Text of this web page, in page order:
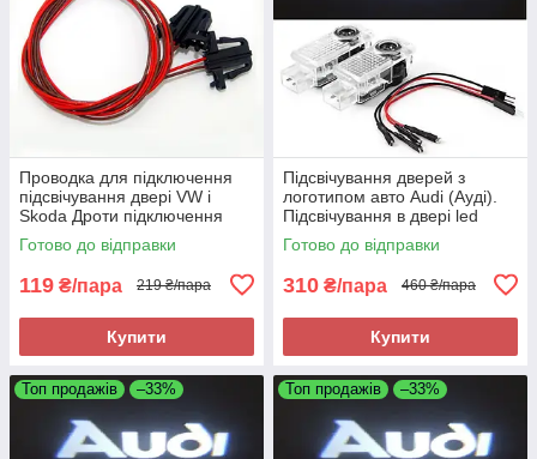
Проводка для підключення
підсвічування двері VW і
Skoda Дроти підключення
Передніх дверей VW і Skoda /
2 Проводи
Готово до відправки
119 ₴/пара 219 ₴/пара
Купити
Підсвічування дверей з
логотипом авто Audi (Ауді).
Підсвічування в двері led
Готово до відправки
310 ₴/пара 460 ₴/пара
Купити
Топ продажів –33% Топ продажів –33%